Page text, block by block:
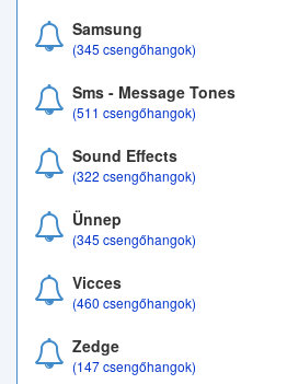
Samsung
(345 csengőhangok)
Sms - Message Tones
(511 csengőhangok)
Sound Effects
(322 csengőhangok)
Ünnep
(345 csengőhangok)
Vicces
(460 csengőhangok)
Zedge
(147 csengőhangok)